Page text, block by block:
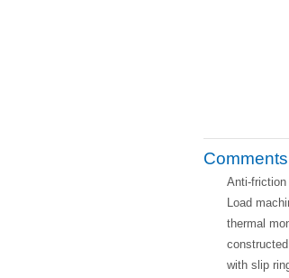
Comments
Anti-friction
Load
thermal
with slip